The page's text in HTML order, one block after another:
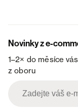
Novinky z e-
1–2× do měsíce
z oboru